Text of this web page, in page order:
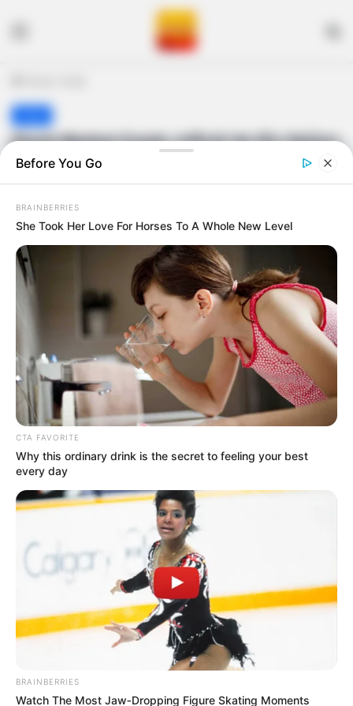
Stock Market Crash: બજેટમાં આ એક જાહેરાત
થઇ અને શેરબજાર ધડામ, 8 લાખ કરોડ રૂપિયા
સ્વાહા
Last Updated: February 1, 2026
Stock Market Crash
કેન્દ્રીય બજેટ બાદ શેરબજારમાં મોટો ઝટકો જોવા
મળ્યો છે. બજેટમાં (Stock Market Budget Impact)
અંતર્ગત F&O ટ્રેડિંગ પર લાગતા STT (Securities
Transaction Tax)માં વધારો જાહેર કરવામાં આવતા
બજારમાં તરત જ ભારે વેચવાલી શરૂ થઈ ગઈ હતી.
Before You Go
BRAINBERRIES
She Took Her Love For Horses To A Whole New Level
CTA FAVORITE
Why this ordinary drink is the secret to feeling your best
every day
BRAINBERRIES
Watch The Most Jaw‑Dropping Figure Skating Moments